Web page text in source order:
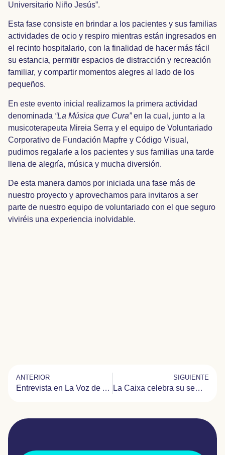
Universitario Niño Jesús”.
Esta fase consiste en brindar a los pacientes y sus familias
actividades de ocio y respiro mientras están ingresados en
el recinto hospitalario, con la finalidad de hacer más fácil
su estancia, permitir espacios de distracción y recreación
familiar, y compartir momentos alegres al lado de los
pequeños.
En este evento inicial realizamos la primera actividad
denominada “La Música que Cura”en la cual, junto a la
musicoterapeuta Mireia Serra y el equipo de Voluntariado
Corporativo de Fundación Mapfre y Código Visual,
pudimos regalarle a los pacientes y sus familias una tarde
llena de alegría, música y mucha diversión.
De esta manera damos por iniciada una fase más de
nuestro proyecto y aprovechamos para invitaros a ser
parte de nuestro equipo de voluntariado con el que seguro
viviréis una experiencia inolvidable.
ANTERIOR
Entrevista en La Voz de Almería
SIGUIENTE
La Caixa celebra su semana de voluntariado con ACTAYS